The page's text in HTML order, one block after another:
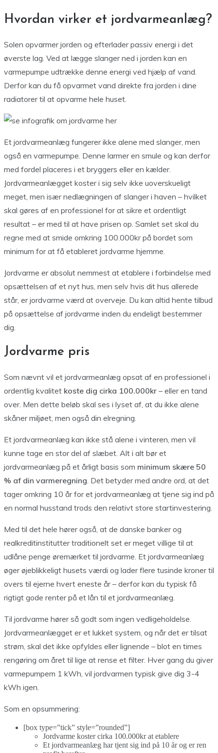
Hvordan virker et jordvarmeanlæg?
Solen opvarmer jorden og efterlader passiv energi i det
øverste lag. Ved at lægge slanger ned i jorden kan en
varmepumpe udtrække denne energi ved hjælp af vand.
Derfor kan du få opvarmet vand direkte fra jorden i dine
radiatorer til at opvarme hele huset.
Et jordvarmeanlæg fungerer ikke alene med slanger, men
også en varmepumpe. Denne larmer en smule og kan derfor
med fordel placeres i et bryggers eller en kælder.
Jordvarmeanlægget koster i sig selv ikke uoverskueligt
meget, men især nedlægningen af slanger i haven – hvilket
skal gøres af en professionel for at sikre et ordentligt
resultat – er med til at have prisen op. Samlet set skal du
regne med at smide omkring 100.000kr på bordet som
minimum for at få etableret jordvarme hjemme.
Jordvarme er absolut nemmest at etablere i forbindelse med
opsættelsen af et nyt hus, men selv hvis dit hus allerede
står, er jordvarme værd at overveje. Du kan altid hente tilbud
på opsættelse af jordvarme inden du endeligt bestemmer
dig.
Jordvarme pris
Som nævnt vil et jordvarmeanlæg opsat af en professionel i
ordentlig kvalitet koste dig cirka 100.000kr – eller en tand
over. Men dette beløb skal ses i lyset af, at du ikke alene
skåner miljøet, men også din elregning.
Et jordvarmeanlæg kan ikke stå alene i vinteren, men vil
kunne tage en stor del af slæbet. Alt i alt bør et
jordvarmeanlæg på et årligt basis som minimum skære 50
% af din varmeregning . Det betyder med andre ord, at det
tager omkring 10 år for et jordvarmeanlæg at tjene sig ind på
en normal husstand trods den relativt store startinvestering.
Med til det hele hører også, at de danske banker og
realkreditinstitutter traditionelt set er meget villige til at
udlåne penge øremærket til jordvarme. Et jordvarmeanlæg
øger øjeblikkeligt husets værdi og lader flere tusinde kroner til
overs til ejerne hvert eneste år – derfor kan du typisk få
rigtigt gode renter på et lån til et jordvarmeanlæg.
Til jordvarme hører så godt som ingen vedligeholdelse.
Jordvarmeanlægget er et lukket system, og når det er tilsat
strøm, skal det ikke opfyldes eller lignende – blot en times
rengøring om året til lige at rense et filter. Hver gang du giver
varmepumpem 1 kWh, vil jordvarmen typisk give dig 3-4
kWh igen.
Som en opsummering:
[box type=”tick” style=”rounded”]
Jordvarme koster cirka 100.000kr at etablere
Et jordvarmeanlæg har tjent sig ind på 10 år og er ren